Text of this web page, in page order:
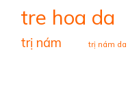
tre hoa da
trị nám trị nám da